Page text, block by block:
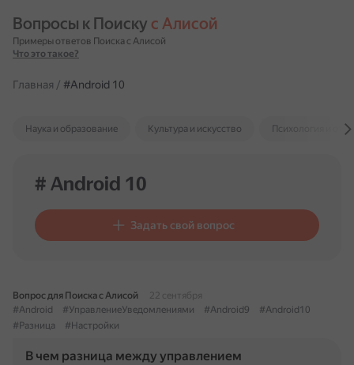
Вопросы к Поиску с Алисой
Примеры ответов Поиска с Алисой
Что это такое?
Главная / #Android 10
Наука и образование Культура и искусство Психология и
# Android 10
Задать свой вопрос
Вопрос для Поиска с Алисой
22 сентября
#Android
#УправлениеУведомлениями #Android9
#Android10
#Разница
#Настройки
В чем разница между управлением